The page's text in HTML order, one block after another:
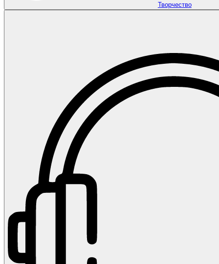
Творчество